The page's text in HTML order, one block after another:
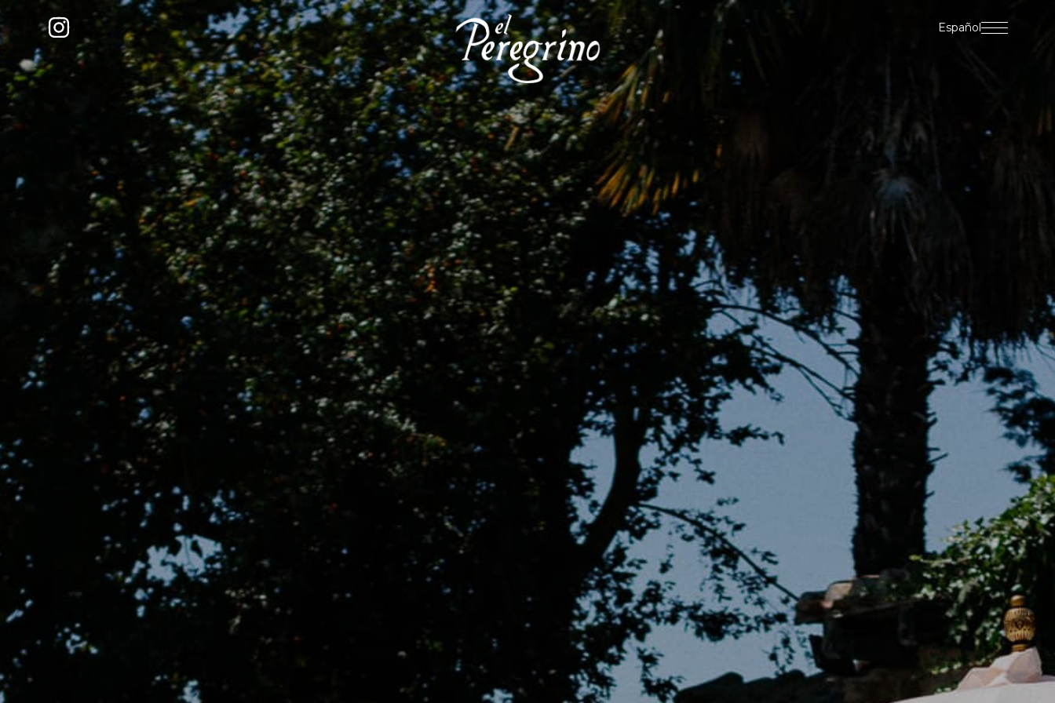
Español
Sobre nosotros
El hotel
Restaurante
Eventos
Servicios
Galería
Contacto
Español French